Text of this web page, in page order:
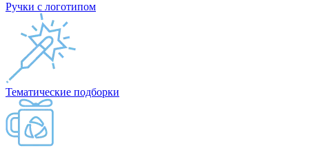
Ручки с логотипом
Тематические подборки